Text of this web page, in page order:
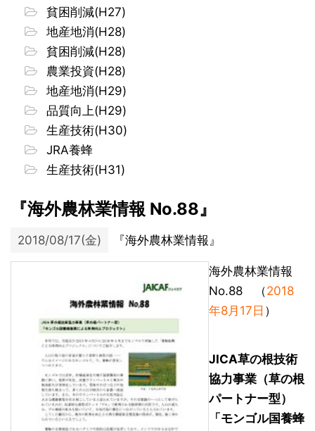
貧困削減(H27)
地産地消(H28)
貧困削減(H28)
農業投資(H28)
地産地消(H29)
品質向上(H29)
生産技術(H30)
JRA養蜂
生産技術(H31)
『海外農林業情報 No.88』
2018/08/17(金) 『海外農林業情報』
海外農林業情報
No.88 （2018
年8月17日 ）
JICA草の根技術
協力事業（草の根
パートナー型）
「モンゴル国養蜂